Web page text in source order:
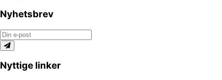
Nyhetsbrev
Nyttige linker